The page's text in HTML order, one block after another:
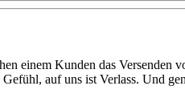
einem Kunden das
auf uns ist Verlass. Und